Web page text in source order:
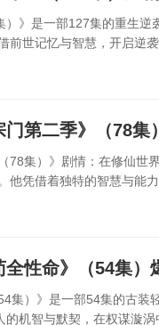
）》是一部127集的重生
前世记忆与智慧，开启逆
门第二季》（78
78集）》剧情：在修仙
他凭借着独特的智慧与能
全性命》（54集
集）》是一部54集的古
的机智与默契，在权谋漩